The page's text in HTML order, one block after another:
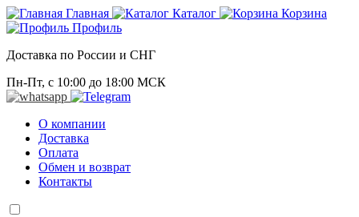
Главная Каталог
Корзина
Профиль
Доставка по России и СНГ
Пн-Пт, с 10:00 до 18:00 МСК
О компании
Доставка
Оплата
Обмен и возврат
Контакты